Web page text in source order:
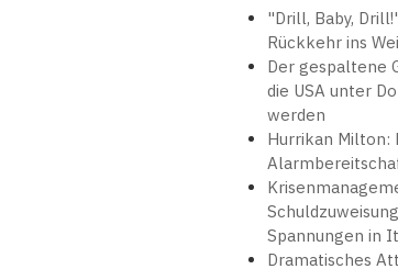
"Drill, Baby,
Rückkehr ins
Der gespaltene
die USA unter
werden
Hurrikan Milton:
Spannungen in
Dramatisches